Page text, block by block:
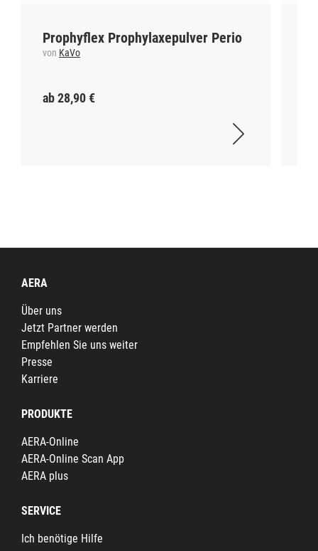
Prophyflex Prophylaxepulver Perio
von KaVo
ab 28,90 €
AERA
Über uns
Jetzt Partner werden
Empfehlen Sie uns weiter
Presse
Karriere
PRODUKTE
AERA-Online
AERA-Online Scan App
AERA plus
SERVICE
Ich benötige Hilfe